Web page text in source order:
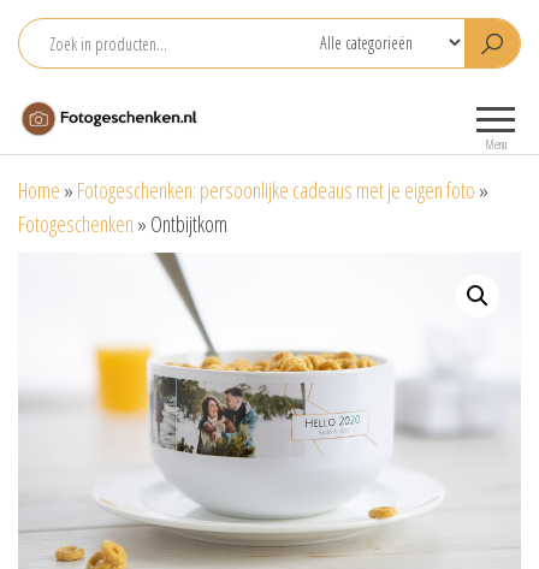
naar
inhoud
voor je foto
Menu
Home » Fotogeschenken: persoonlijke cadeaus met je eigen foto »
Fotogeschenken » Ontbijtkom